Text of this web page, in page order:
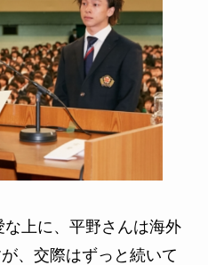
上に、平野さんは海外
、交際はずっと続いて